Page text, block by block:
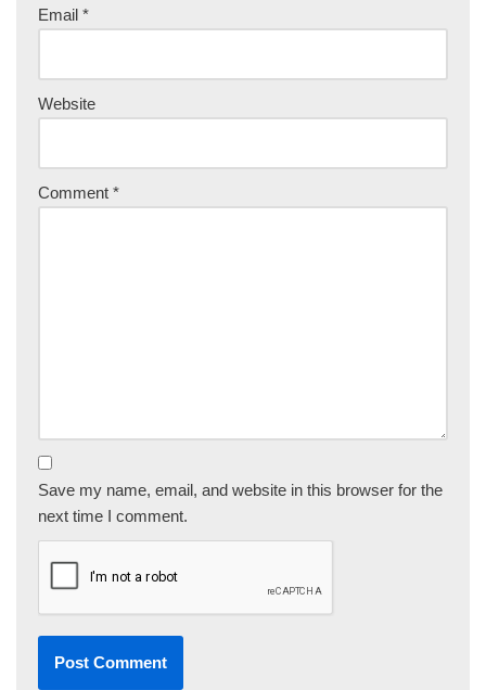
Email *
Website
Comment *
Save my name, email, and website in this browser for the
next time I comment.